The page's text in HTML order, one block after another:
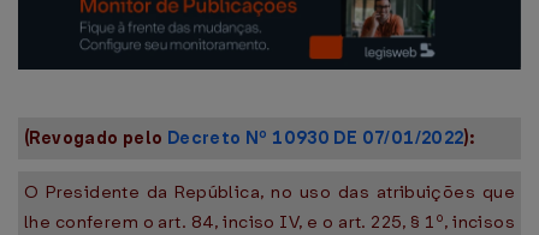
(Revogado pelo Decreto Nº 10930 DE 07/01/2022):
O Presidente da República, no uso das atribuições que
lhe conferem o art. 84, inciso IV, e o art. 225, § 1º, incisos